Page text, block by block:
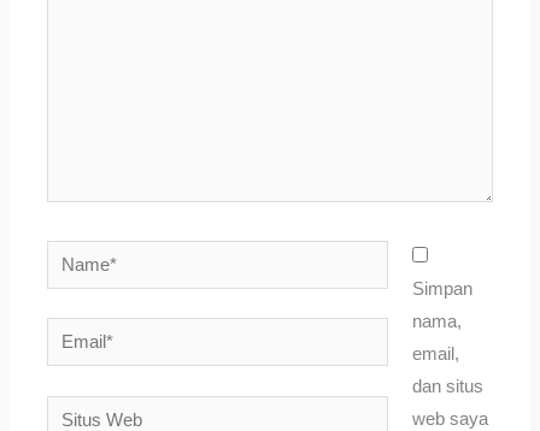
Name*
Email*
Situs
Simpan
nama,
email,
dan situs
web saya